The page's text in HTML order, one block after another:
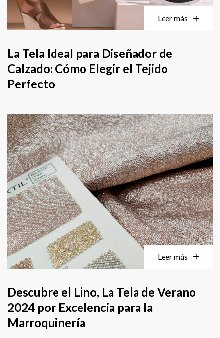
Leer más
La Tela Ideal para Diseñador de
Calzado: Cómo Elegir el Tejido
Perfecto
Leer más
Descubre el Lino, La Tela de Verano
2024 por Excelencia para la
Marroquinería